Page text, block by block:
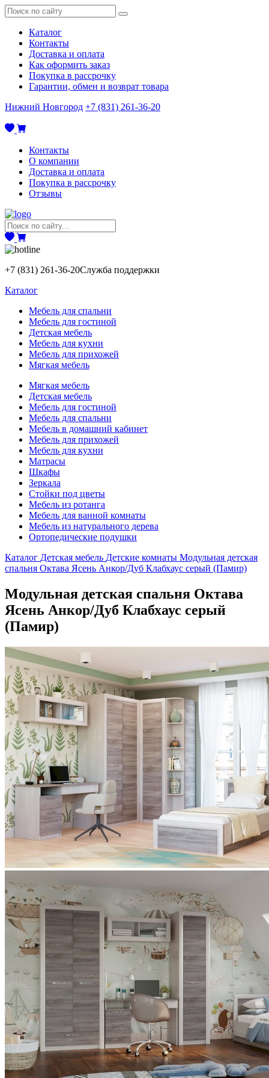
Каталог
Контакты
Доставка и оплата
Как оформить заказ
Покупка в рассрочку
Гарантии, обмен и возврат товара
Нижний Новгород +7 (831) 261-36-20
Контакты
О компании
Доставка и оплата
Покупка в рассрочку
Отзывы
+7 (831) 261-36-20Служба поддержки
Каталог
Мебель для спальни
Мебель для гостиной
Детская мебель
Мебель для кухни
Мебель для прихожей
Мягкая мебель
Мягкая мебель
Детская мебель
Мебель для гостиной
Мебель для спальни
Мебель в домашний кабинет
Мебель для прихожей
Мебель для кухни
Матрасы
Шкафы
Зеркала
Стойки под цветы
Мебель из ротанга
Мебель для ванной комнаты
Мебель из натурального дерева
Ортопедические подушки
Каталог Детская мебель Детские комнаты Модульная детская
спальня Октава Ясень Анкор/Дуб Клабхаус серый (Памир)
Модульная детская спальня Октава
Ясень Анкор/Дуб Клабхаус серый
(Памир)